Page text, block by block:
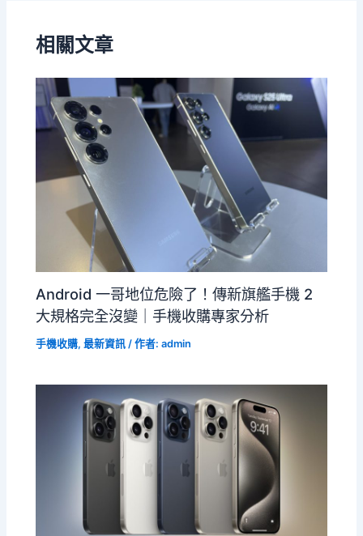
相關文章
Android 一哥地位危險了！傳新旗艦手機 2
大規格完全沒變｜手機收購專家分析
手機收購,最新資訊 / 作者:admin